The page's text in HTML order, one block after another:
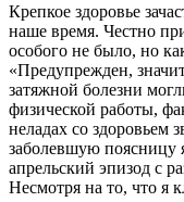
Крепкое здоровье
наше время. Честно
особого не было, но
«Предупрежден,
затяжной болезни
физической работы,
неладах со здоровьем
заболевшую поясницу
апрельский эпизод с
Несмотря на то, что я